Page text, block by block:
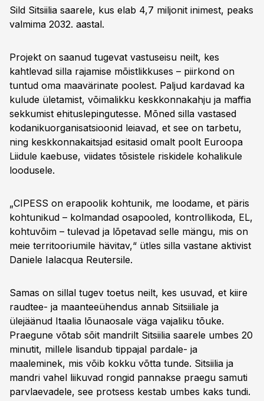
Sild Sitsiilia saarele, kus elab 4,7 miljonit inimest, peaks
valmima 2032. aastal.
Projekt on saanud tugevat vastuseisu neilt, kes
kahtlevad silla rajamise mõistlikkuses – piirkond on
tuntud oma maavärinate poolest. Paljud kardavad ka
kulude ületamist, võimalikku keskkonnakahju ja maffia
sekkumist ehituslepingutesse. Mõned silla vastased
kodanikuorganisatsioonid leiavad, et see on tarbetu,
ning keskkonnakaitsjad esitasid omalt poolt Euroopa
Liidule kaebuse, viidates tõsistele riskidele kohalikule
loodusele.
„CIPESS on erapoolik kohtunik, me loodame, et päris
kohtunikud – kolmandad osapooled, kontrollikoda, EL,
kohtuvõim – tulevad ja lõpetavad selle mängu, mis on
meie territooriumile hävitav,“ ütles silla vastane aktivist
Daniele Ialacqua Reutersile.
Samas on sillal tugev toetus neilt, kes usuvad, et kiire
raudtee- ja maanteeühendus annab Sitsiiliale ja
ülejäänud Itaalia lõunaosale väga vajaliku tõuke.
Praegune võtab sõit mandrilt Sitsiilia saarele umbes 20
minutit, millele lisandub tippajal pardale- ja
maaleminek, mis võib kokku võtta tunde. Sitsiilia ja
mandri vahel liikuvad rongid pannakse praegu samuti
parvlaevadele, see protsess kestab umbes kaks tundi.